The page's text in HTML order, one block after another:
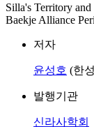
Silla's Territory
Baekje Alliance
저자
윤성호 (한
발행기관
신라사학회